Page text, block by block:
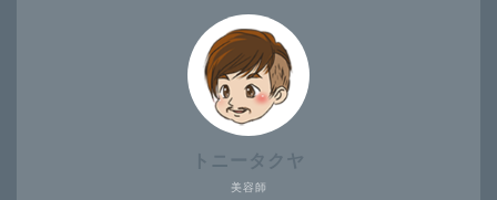
美容師
トニータクヤ